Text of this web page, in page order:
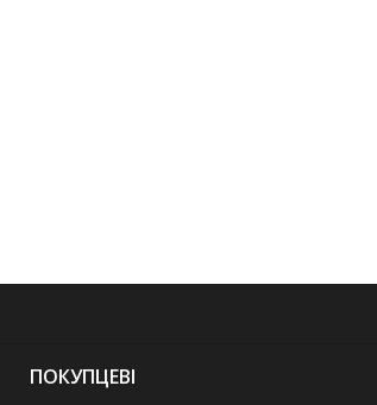
ПОКУПЦЕВІ